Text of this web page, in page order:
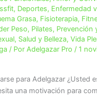
, Deportes, Enfermedad
Grasa, Fisioterapia,
Peso, Pilates, Prevención
, Salud y Belleza, Vida
/ Por Adelgazar Pro / 1
para Adelgazar ¿Usted
una motivación para